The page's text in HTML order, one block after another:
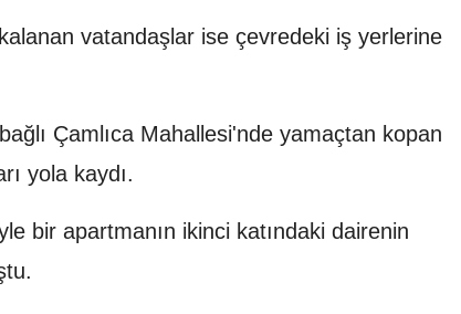
vatandaşlar ise çevredeki iş yerlerine
Çamlıca Mahallesi'nde yamaçtan kopan
yola kaydı.
bir apartmanın ikinci katındaki dairenin